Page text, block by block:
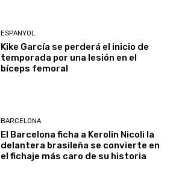
ESPANYOL
Kike García se perderá el inicio de
temporada por una lesión en el
bíceps femoral
BARCELONA
El Barcelona ficha a Kerolin Nicoli la
delantera brasileña se convierte en
el fichaje más caro de su historia